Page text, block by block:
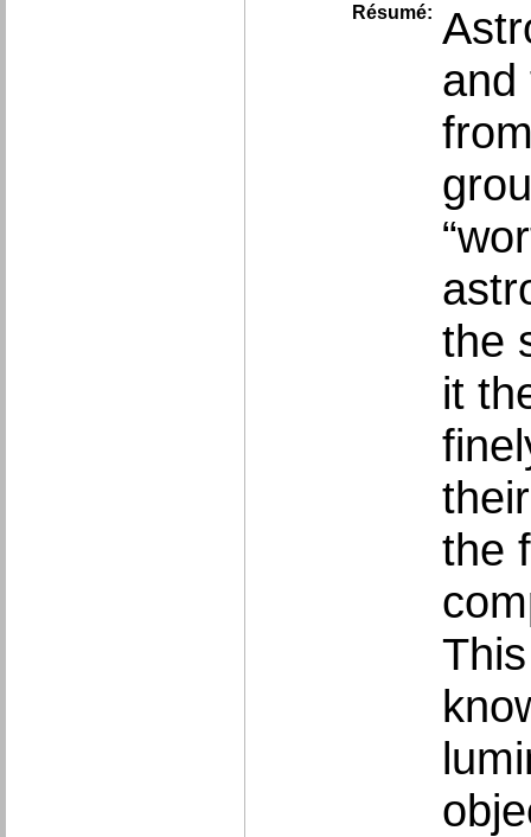
Résumé:
and
the
it
the